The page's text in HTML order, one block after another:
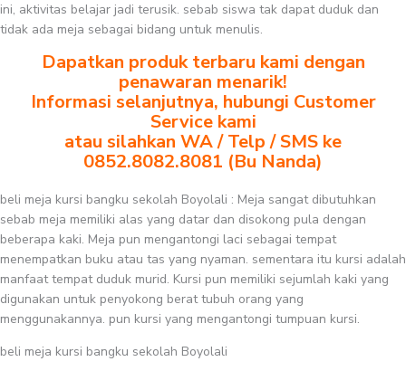
ini, aktivitas belajar jadi terusik. sebab siswa tak dapat duduk dan
tidak ada meja sebagai bidang untuk menulis.
Dapatkan produk terbaru kami dengan
penawaran menarik!
Informasi selanjutnya, hubungi Customer
Service kami
atau silahkan WA / Telp / SMS ke
0852.8082.8081 (Bu Nanda)
beli meja kursi bangku sekolah Boyolali : Meja sangat dibutuhkan
sebab meja memiliki alas yang datar dan disokong pula dengan
beberapa kaki. Meja pun mengantongi laci sebagai tempat
menempatkan buku atau tas yang nyaman. sementara itu kursi adalah
manfaat tempat duduk murid. Kursi pun memiliki sejumlah kaki yang
digunakan untuk penyokong berat tubuh orang yang
menggunakannya. pun kursi yang mengantongi tumpuan kursi.
beli meja kursi bangku sekolah Boyolali